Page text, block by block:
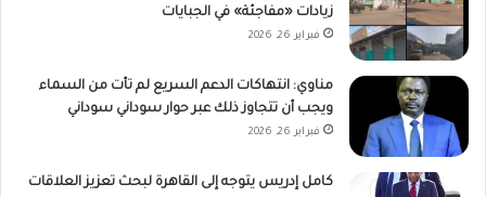
زيادات «مفاجئة» في الجبايات
فبراير 26, 2026
مناوي: انتهاكات الدعم السريع لم تأت من السماء
ويجب أن تتجاوز ذلك عبر حوار سوداني سوداني
فبراير 26, 2026
كامل إدريس يتوجه إلى القاهرة لبحث تعزيز العلاقات